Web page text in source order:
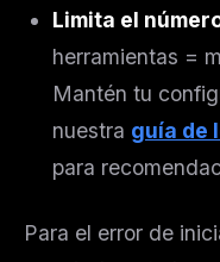
Limita el
herramientas =
Mantén tu
nuestra guía de
para
Para el error de